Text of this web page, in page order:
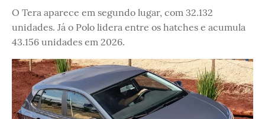
O Tera aparece em segundo lugar, com 32.132
unidades. Já o Polo lidera entre os hatches e acumula
43.156 unidades em 2026.